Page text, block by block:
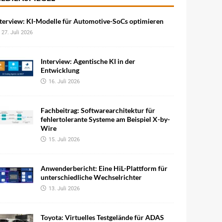
KI-Modelle für Automotive-SoCs optimieren
27. Juli 2026
Interview: Agentische KI in der
Entwicklung
16. Juli 2026
Fachbeitrag: Softwarearchitektur für
fehlertolerante Systeme am Beispiel X-by-
Wire
15. Juli 2026
Anwenderbericht: Eine HiL-Plattform für
unterschiedliche Wechselrichter
13. Juli 2026
Toyota: Virtuelles Testgelände für ADAS